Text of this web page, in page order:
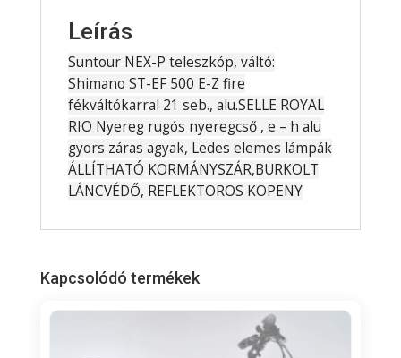
Leírás
Suntour NEX-P teleszkóp, váltó:
Shimano ST-EF 500 E-Z fire
fékváltókarral 21 seb., alu.SELLE ROYAL
RIO Nyereg rugós nyeregcső , e – h alu
gyors záras agyak, Ledes elemes lámpák
ÁLLÍTHATÓ KORMÁNYSZÁR,BURKOLT
LÁNCVÉDŐ, REFLEKTOROS KÖPENY
Kapcsolódó termékek